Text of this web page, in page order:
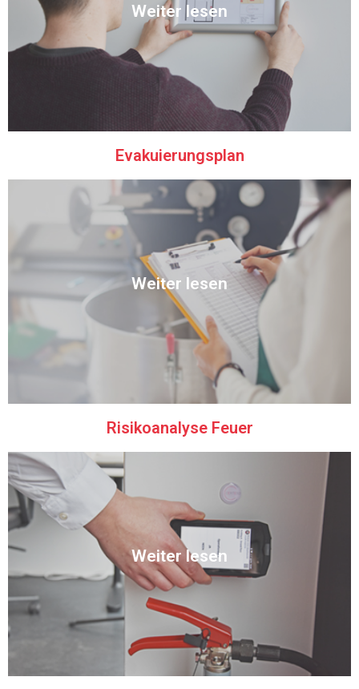
Weiter lesen
Evakuierungsplan
Wir erstellen Ihre Evakuierungspläne sorgfältig. Lassen Sie sich
von unseren besonderen Designs überraschen.
Evakuierungsplan
Weiter lesen
Risikoanalyse Feuer
Wir machen eine Risikoanalyse mit Blick fürs Detail. Sie erhalten
eine umfassende Analyse mit Empfehlungen.
Entdecken
Risikoanalyse Feuer
Weiter lesen
Software & Apps
Möchten Sie effizienter arbeiten? Vereinfachen Sie Ihre
Präventionspolitik mit unserer Software.
Entdecken